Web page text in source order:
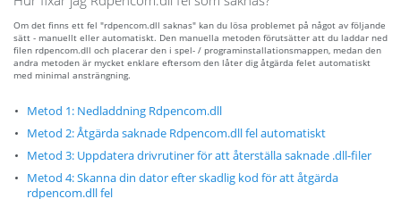
Om det finns ett fel "rdpencom.dll saknas" kan du lösa problemet på något av följande
sätt - manuellt eller automatiskt. Den manuella metoden förutsätter att du laddar ned
filen rdpencom.dll och placerar den i spel- / programinstallationsmappen, medan den
andra metoden är mycket enklare eftersom den låter dig åtgärda felet automatiskt
med minimal ansträngning.
Metod 1: Nedladdning Rdpencom.dll
Metod 2: Åtgärda saknade Rdpencom.dll fel automatiskt
Metod 3: Uppdatera drivrutiner för att återställa saknade .dll-filer
Metod 4: Skanna din dator efter skadlig kod för att åtgärda
rdpencom.dll fel